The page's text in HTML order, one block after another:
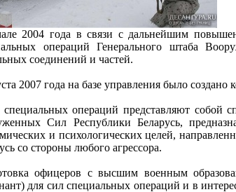
2004 года в связи с дальнейшим
операций Генерального штаба
соединений и частей.
2007 года на базе управления было
операций представляют собой
Сил Республики Беларусь,
и психологических целей,
со стороны любого агрессора.
офицеров с высшим военным
для сил специальных операций и в